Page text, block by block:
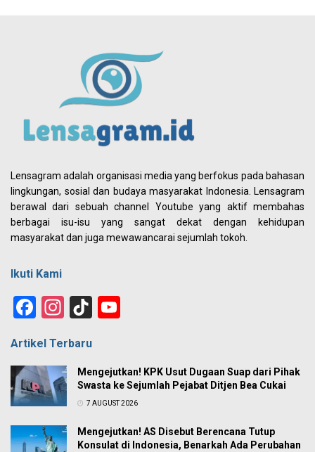
Lensagram adalah organisasi media yang berfokus pada bahasan
lingkungan, sosial dan budaya masyarakat Indonesia. Lensagram
berawal dari sebuah channel Youtube yang aktif membahas
berbagai isu-isu yang sangat dekat dengan kehidupan
masyarakat dan juga mewawancarai sejumlah tokoh.
Ikuti Kami
Facebook
Instagram
TikTok
Artikel Terbaru
Mengejutkan! KPK Usut Dugaan Suap dari Pihak
Swasta ke Sejumlah Pejabat Ditjen Bea Cukai
7 AUGUST 2026
Mengejutkan! AS Disebut Berencana Tutup
Konsulat di Indonesia, Benarkah Ada Perubahan